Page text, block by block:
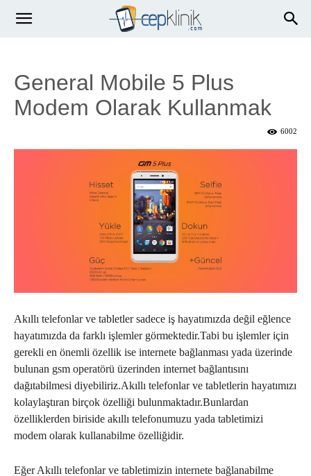
General Mobile 5 Plus
Modem Olarak Kullanmak
6002
Akıllı telefonlar ve tabletler sadece iş hayatımızda değil eğlence
hayatımızda da farklı işlemler görmektedir.Tabi bu işlemler için
gerekli en önemli özellik ise internete bağlanması yada üzerinde
bulunan gsm operatörü üzerinden internet bağlantısını
dağıtabilmesi diyebiliriz.Akıllı telefonlar ve tabletlerin hayatımızı
kolaylaştıran birçok özelliği bulunmaktadır.Bunlardan
özelliklerden biriside akıllı telefonumuzu yada tabletimizi
modem olarak kullanabilme özelliğidir.
Eğer Akıllı telefonlar ve tabletimizin internete bağlanabilme